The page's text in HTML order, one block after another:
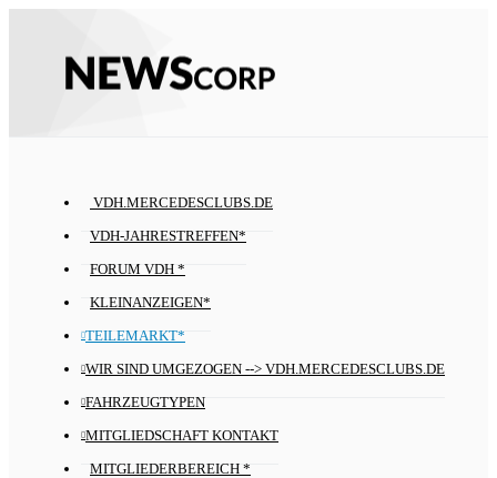
VDH.MERCEDESCLUBS.DE
VDH-JAHRESTREFFEN*
FORUM VDH *
KLEINANZEIGEN*
TEILEMARKT*
WIR SIND UMGEZOGEN --> VDH.MERCEDESCLUBS.DE
FAHRZEUGTYPEN
MITGLIEDSCHAFT KONTAKT
MITGLIEDERBEREICH *